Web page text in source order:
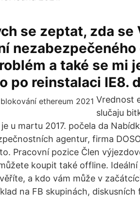
se zeptat, zda
a také se mi
po reinstalaci IE8.
Vrednost
slučaju
u martu 2017. počela da
agentur, firma
Pracovní pozice Člen
koupit také offline.
a kdo vám může v
na FB skupinách,